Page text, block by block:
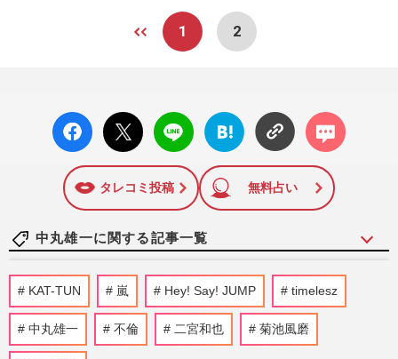
1 2
facebo
ok い
X ポス
ト
LINE
はてな
ブック
に追加
コメン
ト
タレコミ投稿 無料占い
中丸雄一に関する記事一覧
元KAT-TUN・赤西仁の〈42歳のバースデ
ーライブ〉に上田竜也、中丸雄一も参加！
MCで披露した「性欲」モンス…
週刊女性2026年7月28日・8月4日号
KAT-TUN 嵐 Hey! Say! JUMP timelesz
中丸雄一 不倫 二宮和也 菊池風磨